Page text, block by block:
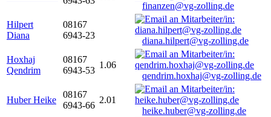
finanzen@vg-zolling.de
Hilpert
Diana
08167
6943-23
diana.hilpert@vg-zolling.de
Hoxhaj
Qendrim
08167
6943-53
1.06
qendrim.hoxhaj@vg-zolling.de
Huber Heike
08167
6943-66
2.01
heike.huber@vg-zolling.de